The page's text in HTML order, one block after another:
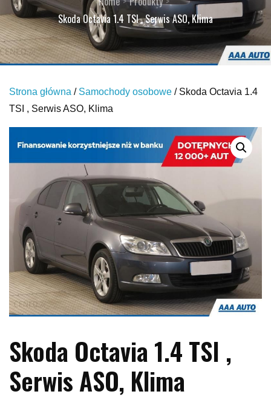
Skoda Octavia 1.4 TSI , Serwis ASO, Klima
Strona główna / Samochody osobowe / Skoda Octavia 1.4
TSI , Serwis ASO, Klima
Skoda Octavia 1.4 TSI ,
Serwis ASO, Klima